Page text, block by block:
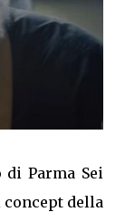
Parma Sei
concept della